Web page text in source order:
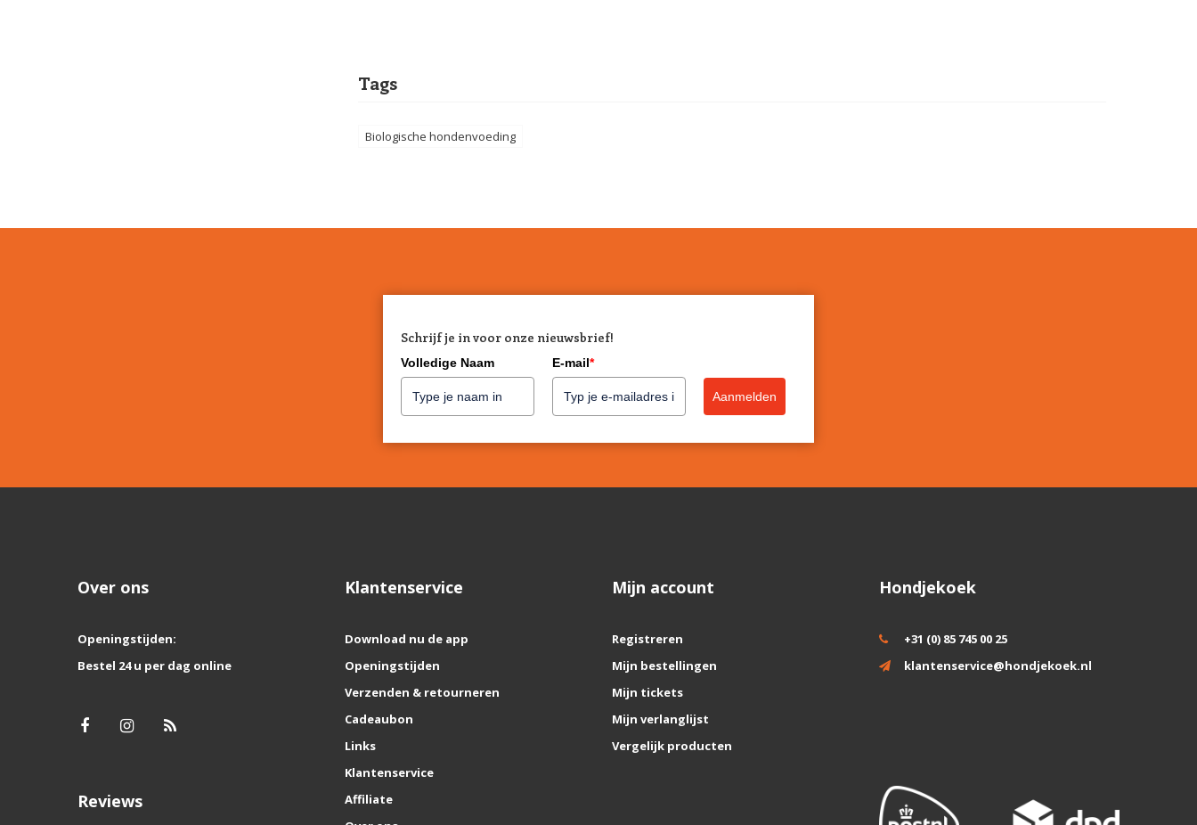
Tags
Biologische hondenvoeding
Schrijf je in voor onze nieuwsbrief!
Volledige Naam E-mail*
Aanmelden
Over ons
Openingstijden:
Bestel 24 u per dag online
Reviews
Klantenservice
Download nu de app
Openingstijden
Verzenden & retourneren
Cadeaubon
Links
Klantenservice
Affiliate
Mijn account
Registreren
Mijn bestellingen
Mijn tickets
Mijn verlanglijst
Vergelijk producten
Hondjekoek
+31 (0) 85 745 00 25
klantenservice@hondjekoek.nl